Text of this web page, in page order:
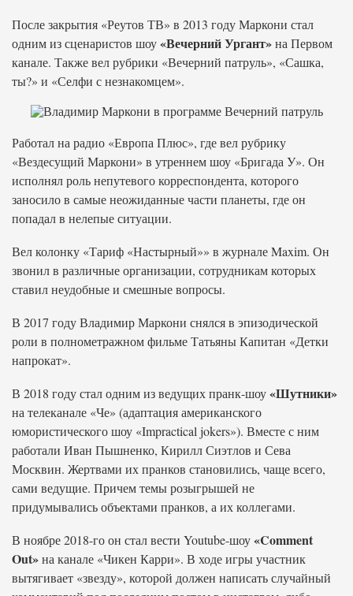
После закрытия «Реутов ТВ» в 2013 году Маркони стал
одним из сценаристов шоу«Вечерний Ургант»на Первом
канале. Также вел рубрики «Вечерний патруль», «Сашка,
ты?» и «Селфи с незнакомцем».
Работал на радио «Европа Плюс», где вел рубрику
«Вездесущий Маркони» в утреннем шоу «Бригада У». Он
исполнял роль непутевого корреспондента, которого
заносило в самые неожиданные части планеты, где он
попадал в нелепые ситуации.
Вел колонку «Тариф «Настырный»» в журнале Maxim. Он
звонил в различные организации, сотрудникам которых
ставил неудобные и смешные вопросы.
В 2017 году Владимир Маркони снялся в эпизодической
роли в полнометражном фильме Татьяны Капитан «Детки
напрокат».
В 2018 году стал одним из ведущих пранк-шоу«Шутники»
на телеканале «Че» (адаптация американского
юмористического шоу «Impractical jokers»). Вместе с ним
работали Иван Пышненко, Кирилл Сиэтлов и Сева
Москвин. Жертвами их пранков становились, чаще всего,
сами ведущие. Причем темы розыгрышей не
придумывались объектами пранков, а их коллегами.
В ноябре 2018-го он стал вести Youtube-шоу«Comment
Out»на канале «Чикен Карри». В ходе игры участник
вытягивает «звезду», которой должен написать случайный